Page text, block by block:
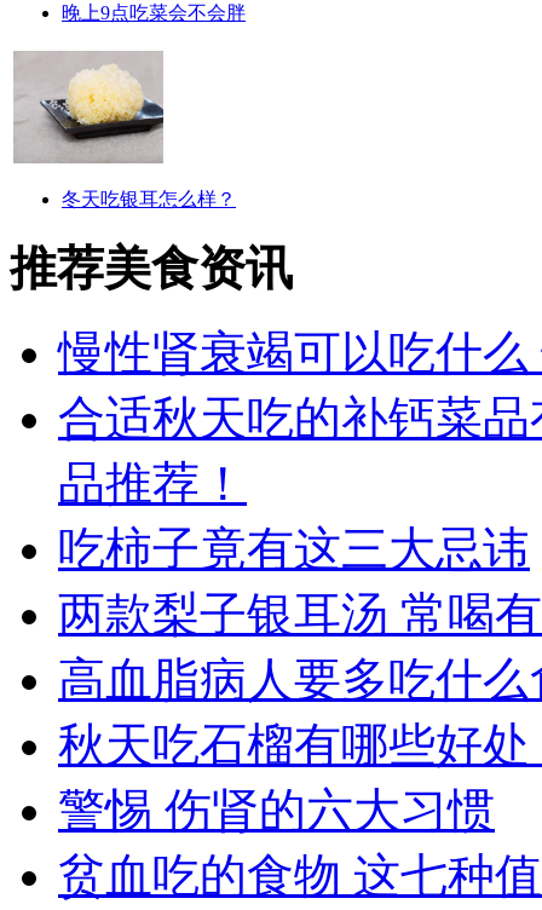
晚上9点吃菜会不会胖
冬天吃银耳怎么样？
推荐美食资讯
慢性肾衰竭可以吃什
合适秋天吃的补钙菜
品推荐！
吃柿子竟有这三大忌讳
两款梨子银耳汤 常喝
高血脂病人要多吃什么
秋天吃石榴有哪些好
警惕 伤肾的六大习惯
贫血吃的食物 这七种